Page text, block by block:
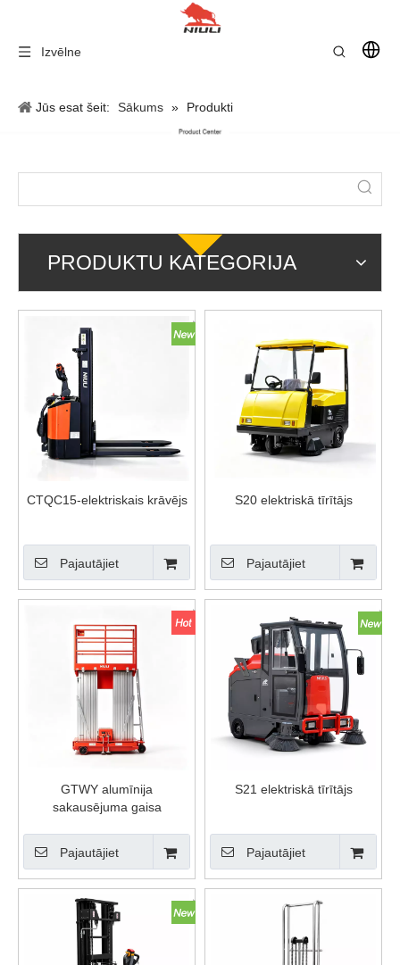
Izvēlne
Jūs esat šeit: Sākums » Produkti
PRODUKTU KATEGORIJA
CTQC15-elektriskais krāvējs
Pajautājiet
S20 elektriskā tīrītājs
Pajautājiet
GTWY alumīnija
sakausējuma gaisa
Pajautājiet
S21 elektriskā tīrītājs
Pajautājiet